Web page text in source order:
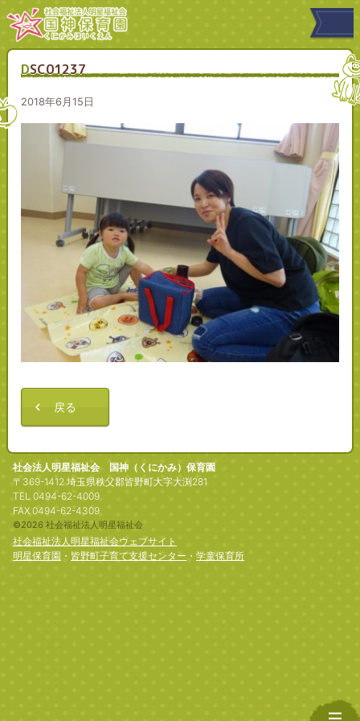
DSC01237
2018年6月15日
戻る
社会法人明星福祉会 国神（くにかみ）保育園
〒369-1412 埼玉県秩父郡皆野町大字大渕281
TEL 0494-62-4009
FAX 0494-62-4309
©2026 社会福祉法人明星福祉会
社会福祉法人明星福祉会ウェブサイト
明星保育園 ・ 皆野町子育て支援センター ・ 学童保育所